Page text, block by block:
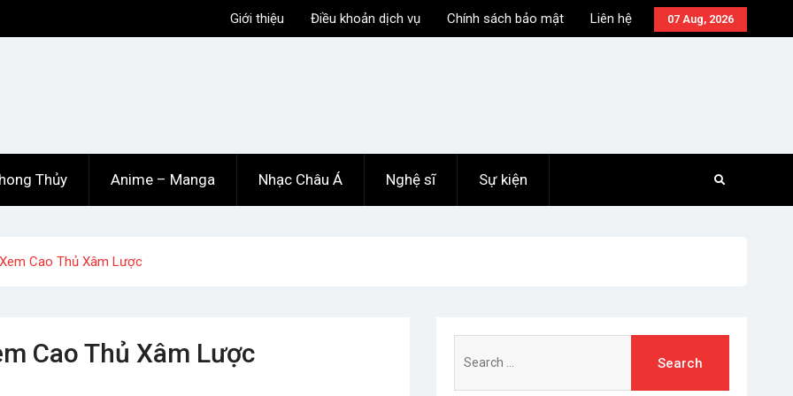
07 Aug, 2026
Giới thiệu Điều khoản dịch vụ Chính sách bảo mật Liên hệ
Thủy Anime – Manga Nhạc Châu Á Nghệ sĩ Sự kiện
Cao Thủ Xâm Lược
Cao Thủ Xâm Lược
for: